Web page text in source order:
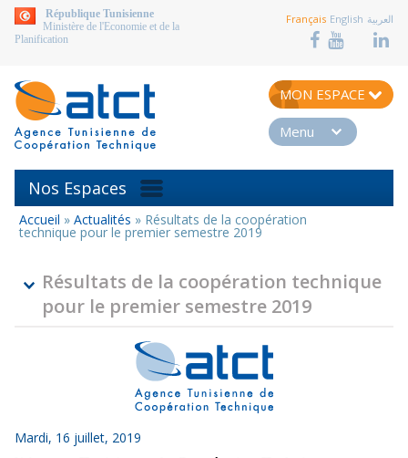
aller au contenu
République Tunisienne
Ministère de l'Economie et de la
Planification
Français English العربية
MON ESPACE
Menu
Nos Espaces
Vous
êtes
Accueil » Actualités » Résultats de la coopération
technique pour le premier semestre 2019
Résultats de la coopération technique
pour le premier semestre 2019
Mardi, 16 juillet, 2019